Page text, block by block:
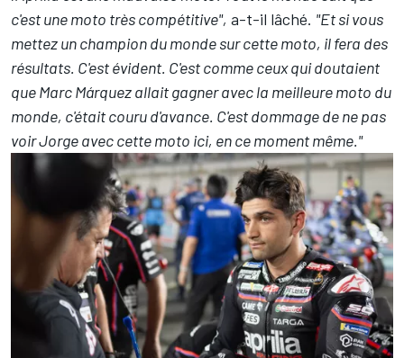
c'est une moto très compétitive", a-t-il lâché. "Et si vous
mettez un champion du monde sur cette moto, il fera des
résultats. C'est évident. C'est comme ceux qui doutaient
queMarc Márquezallait gagner avec la meilleure moto du
monde, c'était couru d'avance. C'est dommage de ne pas
voir Jorge avec cette moto ici, en ce moment même."